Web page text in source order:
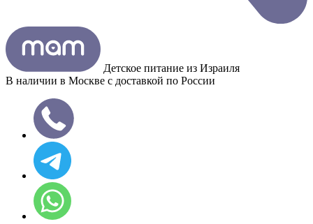
Детское питание из Израиля
В наличии в Москве с доставкой по России